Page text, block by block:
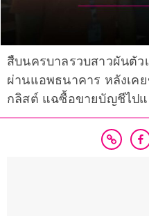
สืบนครบาลรวบสาวผันตั
ผ่านแอพธนาคาร หลังเค
กลิสต์ แฉซื้อขายบัญชีไป